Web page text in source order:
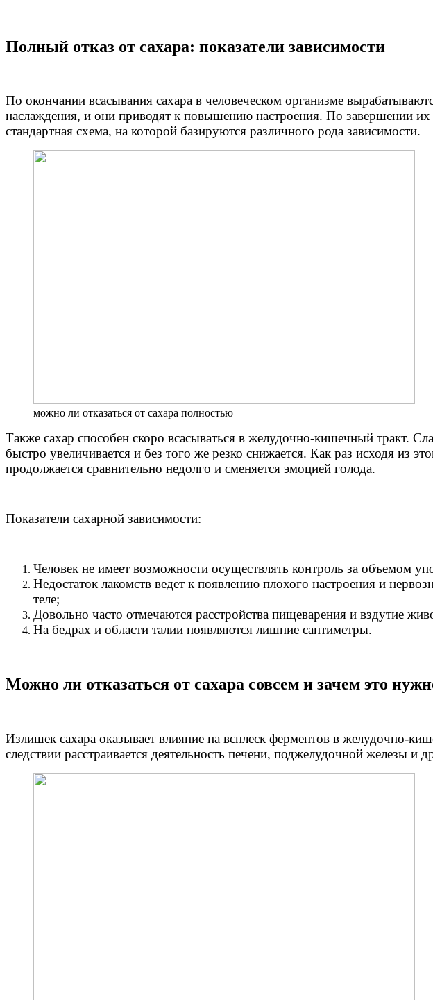
Полный отказ от сахара: показатели зависимости
По окончании всасывания сахара в человеческом организме
наслаждения, и они приводят к повышению настроения. По завершении их
стандартная схема, на которой базируются различного рода зависимости.
можно ли отказаться от сахара полностью
Также сахар способен скоро всасываться в желудочно-кишечный тракт.
быстро увеличивается и без того же резко снижается. Как раз исходя из
продолжается сравнительно недолго и сменяется эмоцией голода.
Показатели сахарной зависимости:
Человек не имеет возможности осуществлять контроль за объемом
Недостаток лакомств ведет к появлению плохого настроения и
теле;
Довольно часто отмечаются расстройства пищеварения и вздутие
На бедрах и области талии появляются лишние сантиметры.
Можно ли отказаться от сахара совсем и зачем это
Излишек сахара оказывает влияние на всплеск ферментов в желудочно-
следствии расстраивается деятельность печени, поджелудочной железы и